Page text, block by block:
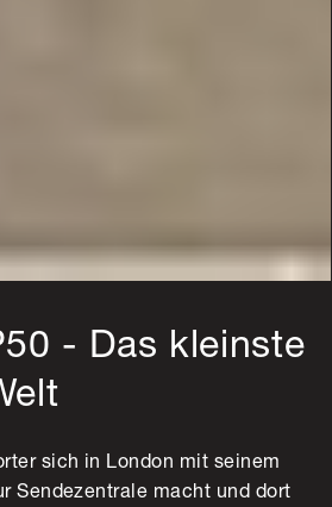
- Das kleinste
sich in London mit seinem
Sendezentrale macht und dort